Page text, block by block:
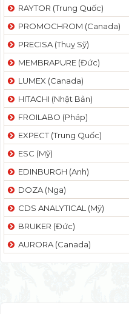
RAYTOR (Trung Quốc)
PROMOCHROM (Canada)
PRECISA (Thuỵ Sỹ)
MEMBRAPURE (Đức)
LUMEX (Canada)
HITACHI (Nhật Bản)
FROILABO (Pháp)
EXPECT (Trung Quốc)
ESC (Mỹ)
EDINBURGH (Anh)
DOZA (Nga)
CDS ANALYTICAL (Mỹ)
BRUKER (Đức)
AURORA (Canada)